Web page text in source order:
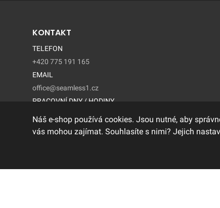
KONTAKT
TELEFON
+420 775 191 165
EMAIL
office@seamless1.cz
PRACOVNÍ DNY / HODINY
Náš e-shop používá cookies. Jsou nutné, aby
vás mohou zajímat. Souhlasíte s nimi? Jejich